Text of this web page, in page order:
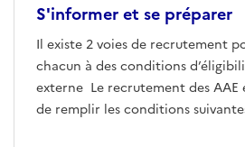
S'informer et se préparer
Il existe 2 voies de recrutement
chacun à des conditions
externe Le recrutement des AAE
de remplir les conditions